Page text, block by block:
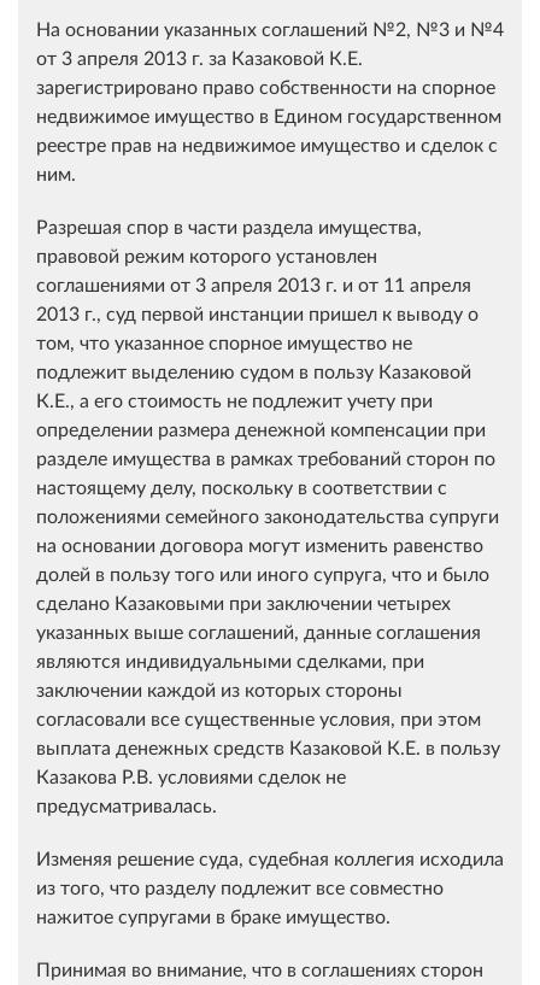
На основании указанных соглашений №2, №3 и №4
от 3 апреля 2013 г. за Казаковой К.Е.
зарегистрировано право собственности на спорное
недвижимое имущество в Едином государственном
реестре прав на недвижимое имущество и сделок с
ним.
Разрешая спор в части раздела имущества,
правовой режим которого установлен
соглашениями от 3 апреля 2013 г. и от 11 апреля
2013 г., суд первой инстанции пришел к выводу о
том, что указанное спорное имущество не
подлежит выделению судом в пользу Казаковой
К.Е., а его стоимость не подлежит учету при
определении размера денежной компенсации при
разделе имущества в рамках требований сторон по
настоящему делу, поскольку в соответствии с
положениями семейного законодательства супруги
на основании договора могут изменить равенство
долей в пользу того или иного супруга, что и было
сделано Казаковыми при заключении четырех
указанных выше соглашений, данные соглашения
являются индивидуальными сделками, при
заключении каждой из которых стороны
согласовали все существенные условия, при этом
выплата денежных средств Казаковой К.Е. в пользу
Казакова Р.В. условиями сделок не
предусматривалась.
Изменяя решение суда, судебная коллегия исходила
из того, что разделу подлежит все совместно
нажитое супругами в браке имущество.
Принимая во внимание, что в соглашениях сторон